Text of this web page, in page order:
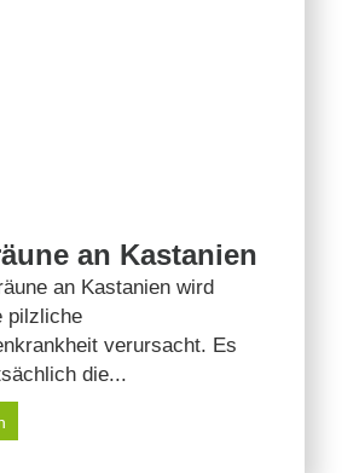
an Kastanien
an Kastanien wird
pilzliche
verursacht. Es
die...